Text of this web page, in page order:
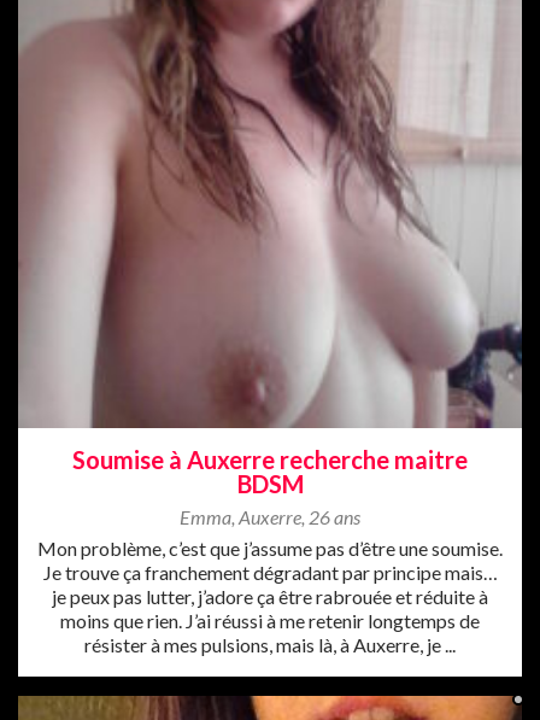
Soumise à Auxerre recherche maitre
BDSM
Emma Auxerre 26 ans
Mon problème, c’est que j’assume pas d’être une soumise.
Je trouve ça franchement dégradant par principe mais…
je peux pas lutter, j’adore ça être rabrouée et réduite à
moins que rien. J’ai réussi à me retenir longtemps de
résister à mes pulsions, mais là, à Auxerre, je ...